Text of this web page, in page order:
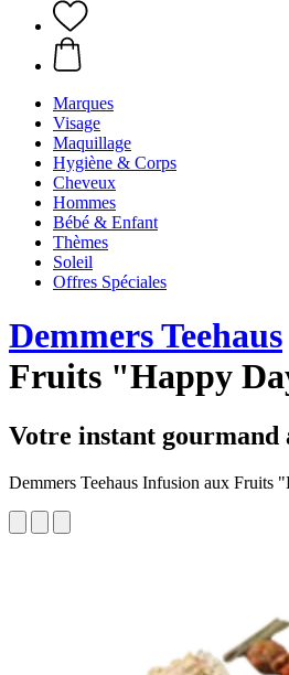
Marques
Visage
Maquillage
Hygiène & Corps
Cheveux
Hommes
Bébé & Enfant
Thèmes
Soleil
Offres Spéciales
Demmers Teehaus
Fruits "Happy
Votre instant gourmand
Demmers Teehaus Infusion aux Fruits